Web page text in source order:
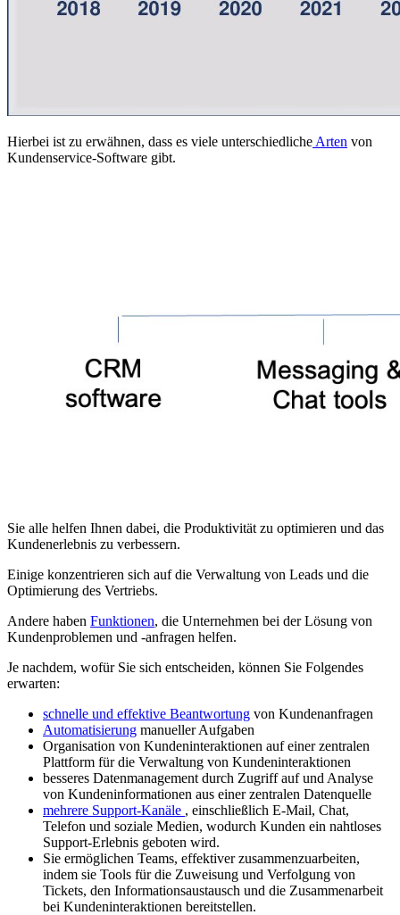
Hierbei ist zu erwähnen, dass es viele unterschiedliche Arten von
Kundenservice-Software gibt.
Sie alle helfen Ihnen dabei, die Produktivität zu optimieren und das
Kundenerlebnis zu verbessern.
Einige konzentrieren sich auf die Verwaltung von Leads und die
Optimierung des Vertriebs.
Andere haben Funktionen, die Unternehmen bei der Lösung von
Kundenproblemen und -anfragen helfen.
Je nachdem, wofür Sie sich entscheiden, können Sie Folgendes
erwarten:
schnelle und effektive Beantwortung von Kundenanfragen
Automatisierung manueller Aufgaben
Organisation von Kundeninteraktionen auf einer zentralen
Plattform für die Verwaltung von Kundeninteraktionen
besseres Datenmanagement durch Zugriff auf und Analyse
von Kundeninformationen aus einer zentralen Datenquelle
mehrere Support-Kanäle , einschließlich E-Mail, Chat,
Telefon und soziale Medien, wodurch Kunden ein nahtloses
Support-Erlebnis geboten wird.
Sie ermöglichen Teams, effektiver zusammenzuarbeiten,
indem sie Tools für die Zuweisung und Verfolgung von
Tickets, den Informationsaustausch und die Zusammenarbeit
bei Kundeninteraktionen bereitstellen.